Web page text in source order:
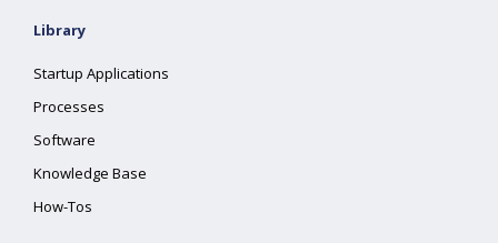
Library
Startup Applications
Processes
Software
Knowledge Base
How-Tos